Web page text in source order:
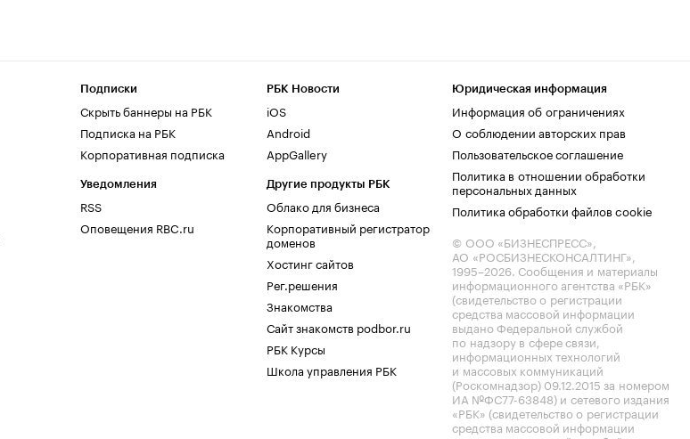
Подписки
Скрыть баннеры на РБК
Подписка на РБК
Корпоративная подписка
Уведомления
RSS
Оповещения RBC.ru
РБК Новости
iOS
Android
AppGallery
Другие продукты РБК
Облако для бизнеса
Корпоративный регистратор
доменов
Хостинг сайтов
Рег.решения
Знакомства
Сайт знакомств podbor.ru
РБК Курсы
Школа управления РБК
Юридическая информация
Информация об ограничениях
О соблюдении авторских прав
Пользовательское соглашение
Политика в отношении обработки
персональных данных
Политика обработки файлов cookie
© ООО «БИЗНЕСПРЕСС»,
АО «РОСБИЗНЕСКОНСАЛТИНГ»,
1995–2026. Сообщения и материалы
информационного агентства «РБК»
(свидетельство о регистрации
средства массовой информации
выдано Федеральной службой
по надзору в сфере связи,
информационных технологий
и массовых коммуникаций
(Роскомнадзор) 09.12.2015 за номером
ИА №ФС77-63848) и сетевого издания
«РБК» (свидетельство о регистрации
средства массовой информации